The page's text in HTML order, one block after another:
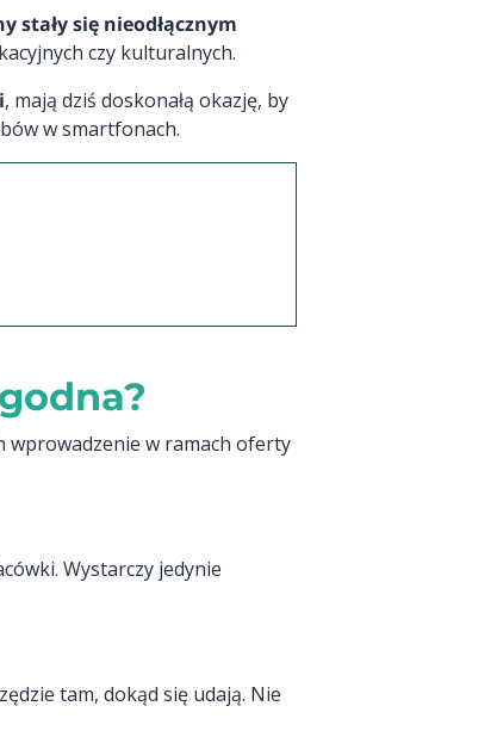
stały się nieodłącznym
czy kulturalnych.
, mają dziś doskonałą okazję, by
w smartfonach.
wprowadzenie w ramach oferty
Wystarczy jedynie
tam, dokąd się udają. Nie